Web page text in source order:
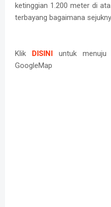
ketinggian 1.200 meter di
terbayang bagaimana
Klik DISINI untuk
GoogleMap